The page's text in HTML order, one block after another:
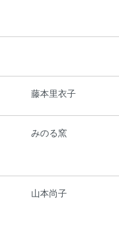
藤本里衣子
みのる窯
山本尚子